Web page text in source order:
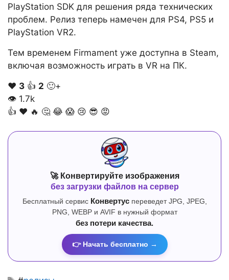
PlayStation SDK для решения ряда технических
проблем. Релиз теперь намечен для PS4, PS5 и
PlayStation VR2.
Тем временем Firmament уже доступна в Steam,
включая возможность играть в VR на ПК.
❤️ 3 👍 2 🙂+
👁 1.7k
👍 ❤️ 🔥 🤔 😂 😱 😢 😎 😡
🚀 Конвертируйте изображения
без загрузки файлов на сервер
Бесплатный сервис Конвертуспереведет JPG, JPEG,
PNG, WEBP и AVIF в нужный формат
без потери качества.
👉 Начать бесплатно →